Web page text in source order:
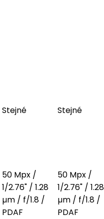
Stejné Stejné
50 Mpx /
1/2.76" / 1.28
µm / f/1.8 /
PDAF
50 Mpx /
1/2.76" / 1.28
µm / f/1.8 /
PDAF